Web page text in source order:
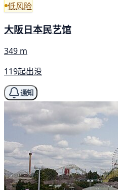
低风险
大阪日本民艺馆
349 m
119起出没
通知